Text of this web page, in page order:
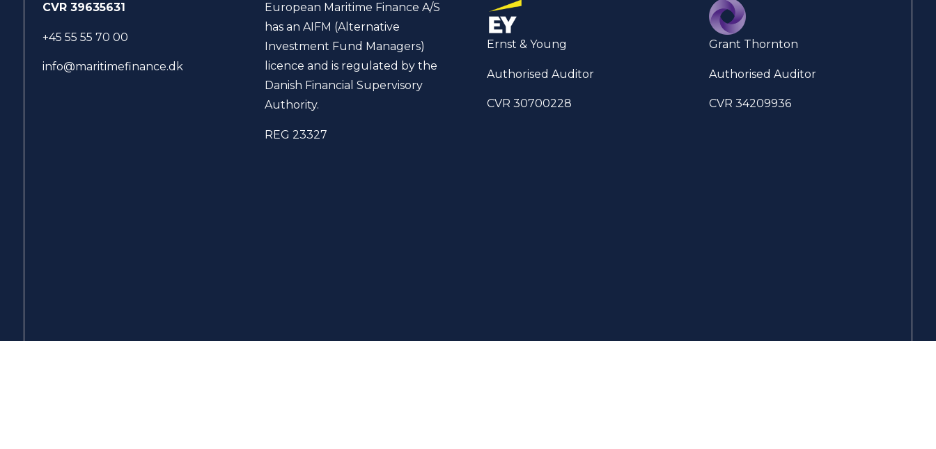
CVR 39635631
+45 55 55 70 00
info@maritimefinance.dk
European Maritime Finance A/S
has an AIFM (Alternative
Investment Fund Managers)
licence and is regulated by the
Danish Financial Supervisory
Authority.
REG 23327
Ernst & Young
Authorised Auditor
CVR 30700228
Grant Thornton
Authorised Auditor
CVR 34209936